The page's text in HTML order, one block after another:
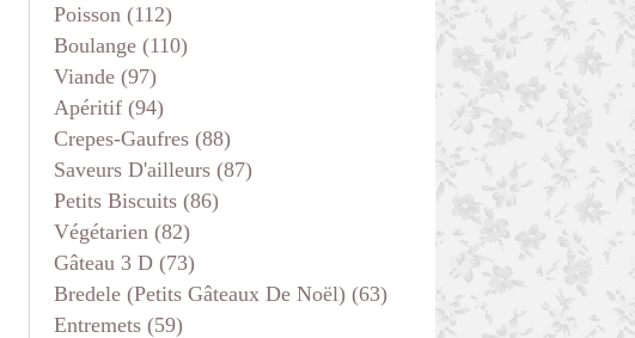
Poisson (112)
Boulange (110)
Viande (97)
Apéritif (94)
Crepes-Gaufres (88)
Saveurs D'ailleurs (87)
Petits Biscuits (86)
Végétarien (82)
Gâteau 3 D (73)
Bredele (petits Gâteaux De Noël) (63)
Entremets (59)